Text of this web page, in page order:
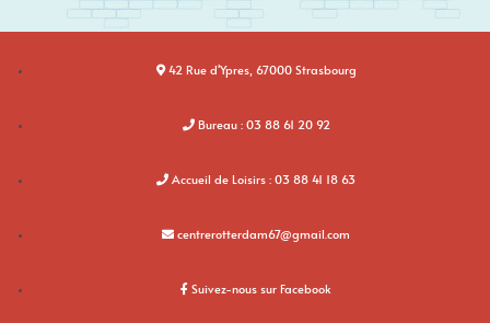
42 Rue d'Ypres, 67000 Strasbourg
Bureau : 03 88 61 20 92
Accueil de Loisirs : 03 88 41 18 63
centrerotterdam67@gmail.com
Suivez-nous sur Facebook